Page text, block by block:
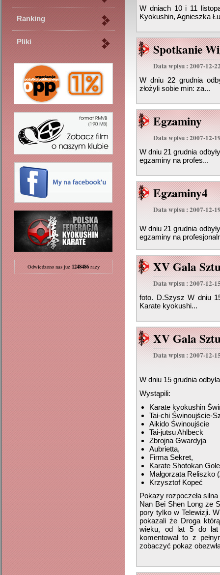
Ranking
Pliki
Odwiedzono nas już 1248486razy
W dniach 10 i 11
Kyokushin, Agnieszka
Spotkanie
Data wpisu : 2007-12-
W dniu 22 grudnia
złożyli sobie min: za...
Egzaminy
Data wpisu : 2007-12-
W dniu 21 grudnia
egzaminy na profes...
Egzaminy4
Data wpisu : 2007-12-
W dniu 21 grudnia
egzaminy na
XV Gala
Data wpisu : 2007-12-
foto. D.Szysz W dniu
Karate kyokushi...
XV Gala
Data wpisu : 2007-12-
W dniu 15 grudnia
Wystąpili:
Karate kyokushin
Tai-chi Świnoujście-
Aikido Świnoujście
Tai-jutsu Ahlbeck
Zbrojna Gwardyja
Aubrietta,
Firma Sekret,
Karate Shotokan
Małgorzata Reliszko
Krzysztof Kopeć
Pokazy rozpoczeła
Nan Bei Shen Long ze
pory tylko w Telewizji.
pokazali że Droga
wieku, od lat 5 do lat
komentował to z
zobaczyć pokaz